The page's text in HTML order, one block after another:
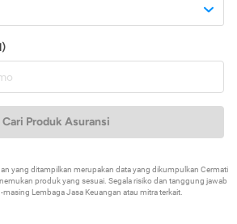
Cari Produk Asuransi
yang ditampilkan merupakan data yang dikumpulkan Cermati
produk yang sesuai. Segala risiko dan tanggung jawab
masing Lembaga Jasa Keuangan atau mitra terkait.